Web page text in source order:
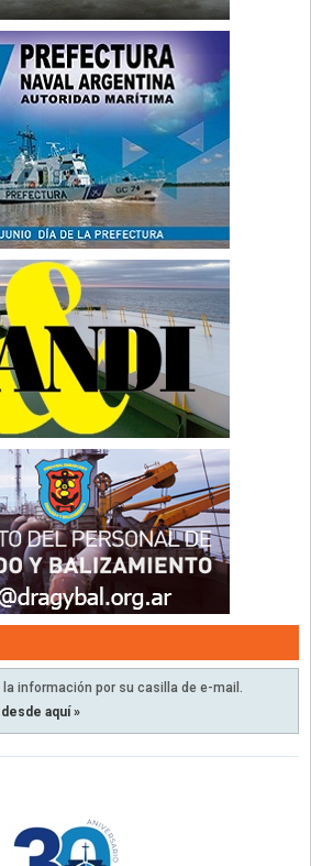
información por su casilla de e-mail.
aquí »